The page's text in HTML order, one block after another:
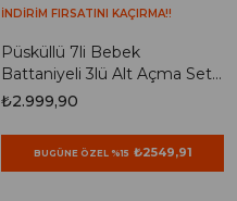
Püsküllü 7li Bebek
Battaniyeli 3lü Alt Açma Seti ,
Puset Örtüsü , Önlük Seti
₺2.999,90
BUGÜNE ÖZEL %15 ₺2549,91
İNDİRİM FIRSATINI KAÇIRMA!!